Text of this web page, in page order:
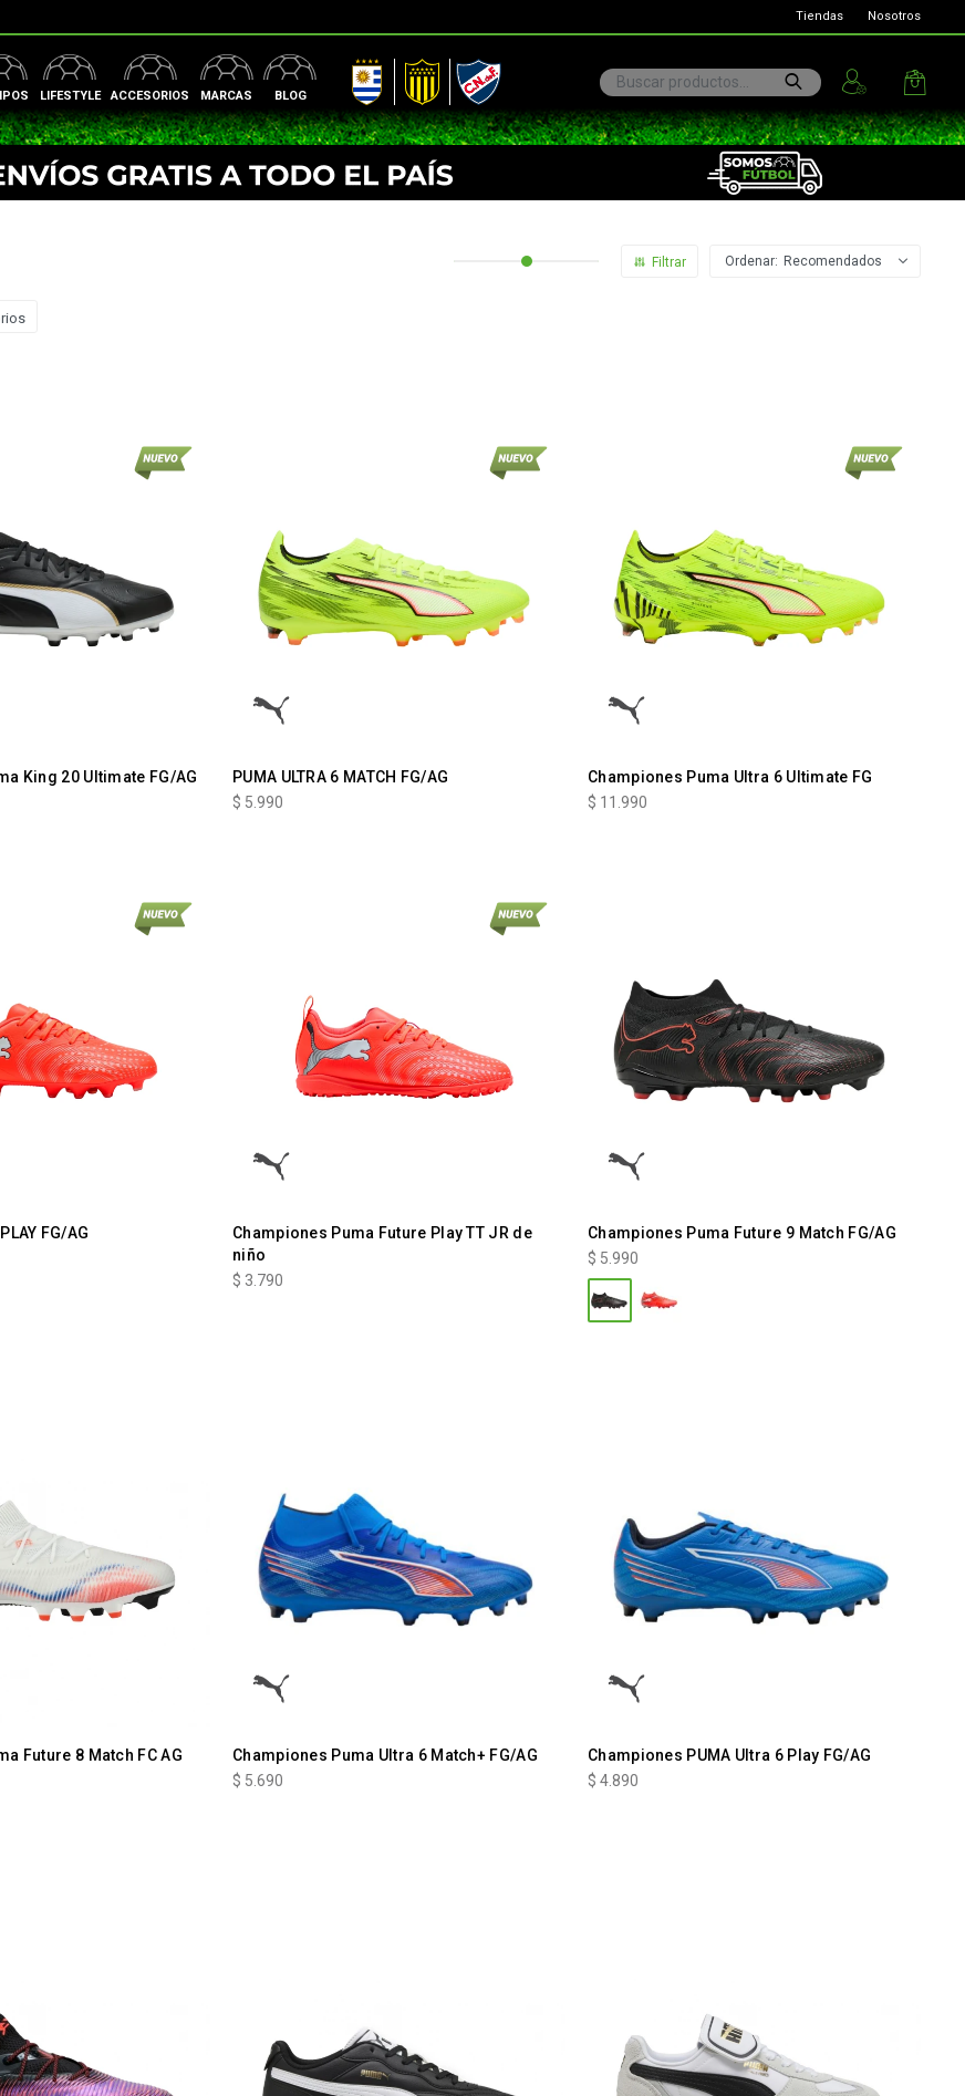
LIFESTYLE ACCESORIOS MARCAS BLOG
AUF Peñarol Nacional
Tiendas Nosotros
Recomendados
King 20 Ultimate FG/AG
PUMA ULTRA 6 MATCH FG/AG
$ 5.990
Championes Puma Ultra 6 Ultimate FG
$ 11.990
FG/AG
Championes Puma Future Play TT JR de
niño
$ 3.790
Championes Puma Future 9 Match FG/AG
$ 5.990
Future 8 Match FC AG
Championes Puma Ultra 6 Match+ FG/AG
$ 5.690
Championes PUMA Ultra 6 Play FG/AG
$ 4.890